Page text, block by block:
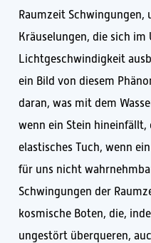
Raumzeit Schwingungen,
Kräuselungen, die sich im
Lichtgeschwindigkeit
ein Bild von diesem
daran, was mit dem
wenn ein Stein hineinfällt,
elastisches Tuch, wenn
für uns nicht
Schwingungen der
kosmische Boten, die,
ungestört überqueren,